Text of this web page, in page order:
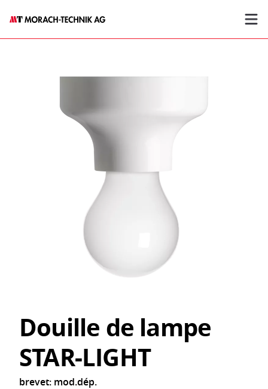
Douille de lampe
STAR-LIGHT
brevet: mod.dép.